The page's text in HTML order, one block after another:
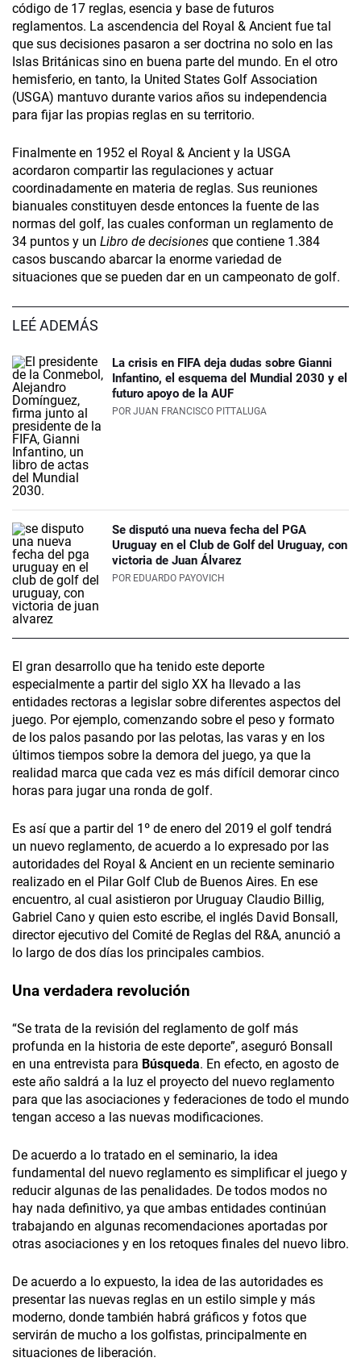
código de 17 reglas, esencia y base de futuros
reglamentos. La ascendencia del Royal & Ancient fue tal
que sus decisiones pasaron a ser doctrina no solo en las
Islas Británicas sino en buena parte del mundo. En el otro
hemisferio, en tanto, la United States Golf Association
(USGA) mantuvo durante varios años su independencia
para fijar las propias reglas en su territorio.
Finalmente en 1952 el Royal & Ancient y la USGA
acordaron compartir las regulaciones y actuar
coordinadamente en materia de reglas. Sus reuniones
bianuales constituyen desde entonces la fuente de las
normas del golf, las cuales conforman un reglamento de
34 puntos y un Libro de decisiones que contiene 1.384
casos buscando abarcar la enorme variedad de
situaciones que se pueden dar en un campeonato de golf.
LEÉ ADEMÁS
La crisis en FIFA deja dudas sobre Gianni
Infantino, el esquema del Mundial 2030 y el
futuro apoyo de la AUF
POR JUAN FRANCISCO PITTALUGA
Se disputó una nueva fecha del PGA
Uruguay en el Club de Golf del Uruguay, con
victoria de Juan Álvarez
POR EDUARDO PAYOVICH
El gran desarrollo que ha tenido este deporte
especialmente a partir del siglo XX ha llevado a las
entidades rectoras a legislar sobre diferentes aspectos del
juego. Por ejemplo, comenzando sobre el peso y formato
de los palos pasando por las pelotas, las varas y en los
últimos tiempos sobre la demora del juego, ya que la
realidad marca que cada vez es más difícil demorar cinco
horas para jugar una ronda de golf.
Es así que a partir del 1º de enero del 2019 el golf tendrá
un nuevo reglamento, de acuerdo a lo expresado por las
autoridades del Royal & Ancient en un reciente seminario
realizado en el Pilar Golf Club de Buenos Aires. En ese
encuentro, al cual asistieron por Uruguay Claudio Billig,
Gabriel Cano y quien esto escribe, el inglés David Bonsall,
director ejecutivo del Comité de Reglas del R&A, anunció a
lo largo de dos días los principales cambios.
Una verdadera revolución
“Se trata de la revisión del reglamento de golf más
profunda en la historia de este deporte”, aseguró Bonsall
en una entrevista para Búsqueda. En efecto, en agosto de
este año saldrá a la luz el proyecto del nuevo reglamento
para que las asociaciones y federaciones de todo el mundo
tengan acceso a las nuevas modificaciones.
De acuerdo a lo tratado en el seminario, la idea
fundamental del nuevo reglamento es simplificar el juego y
reducir algunas de las penalidades. De todos modos no
hay nada definitivo, ya que ambas entidades continúan
trabajando en algunas recomendaciones aportadas por
otras asociaciones y en los retoques finales del nuevo libro.
De acuerdo a lo expuesto, la idea de las autoridades es
presentar las nuevas reglas en un estilo simple y más
moderno, donde también habrá gráficos y fotos que
servirán de mucho a los golfistas, principalmente en
situaciones de liberación.